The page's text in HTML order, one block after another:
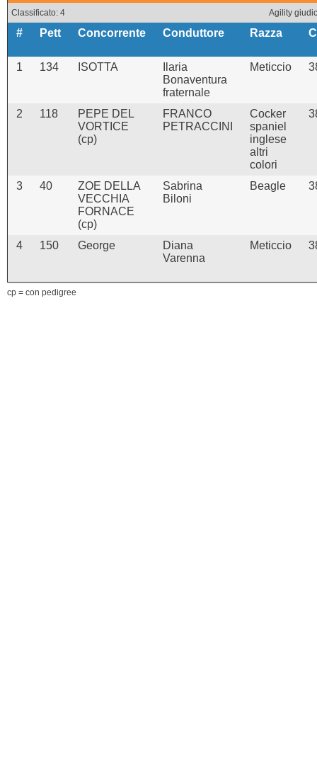
Classificato: 4 Agility
# Pett Concorrente Conduttore Razza
1 134 ISOTTA
Ilaria
Bonaventura
fraternale
Meticcio
2 118
PEPE DEL
VORTICE
(cp)
FRANCO
PETRACCINI
Cocker
spaniel
inglese
altri
colori
3 40
ZOE DELLA
VECCHIA
FORNACE
(cp)
Sabrina
Biloni
Beagle
4 150 George
Diana
Varenna
Meticcio
cp = con pedigree